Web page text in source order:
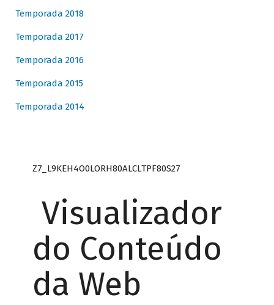
Temporada 2018
Temporada 2017
Temporada 2016
Temporada 2015
Temporada 2014
Z7_L9KEH4O0LORH80ALCLTPF80S27
Visualizador
do Conteúdo
da Web